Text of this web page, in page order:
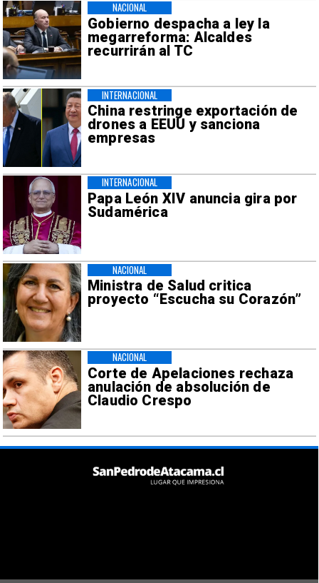
Gobierno despacha a ley la
megarreforma: Alcaldes
recurrirán al TC
NACIONAL
China restringe exportación de
drones a EEUU y sanciona
empresas
INTERNACIONAL
Papa León XIV anuncia gira por
Sudamérica
INTERNACIONAL
Ministra de Salud critica
proyecto “Escucha su Corazón”
NACIONAL
Corte de Apelaciones rechaza
anulación de absolución de
Claudio Crespo
NACIONAL